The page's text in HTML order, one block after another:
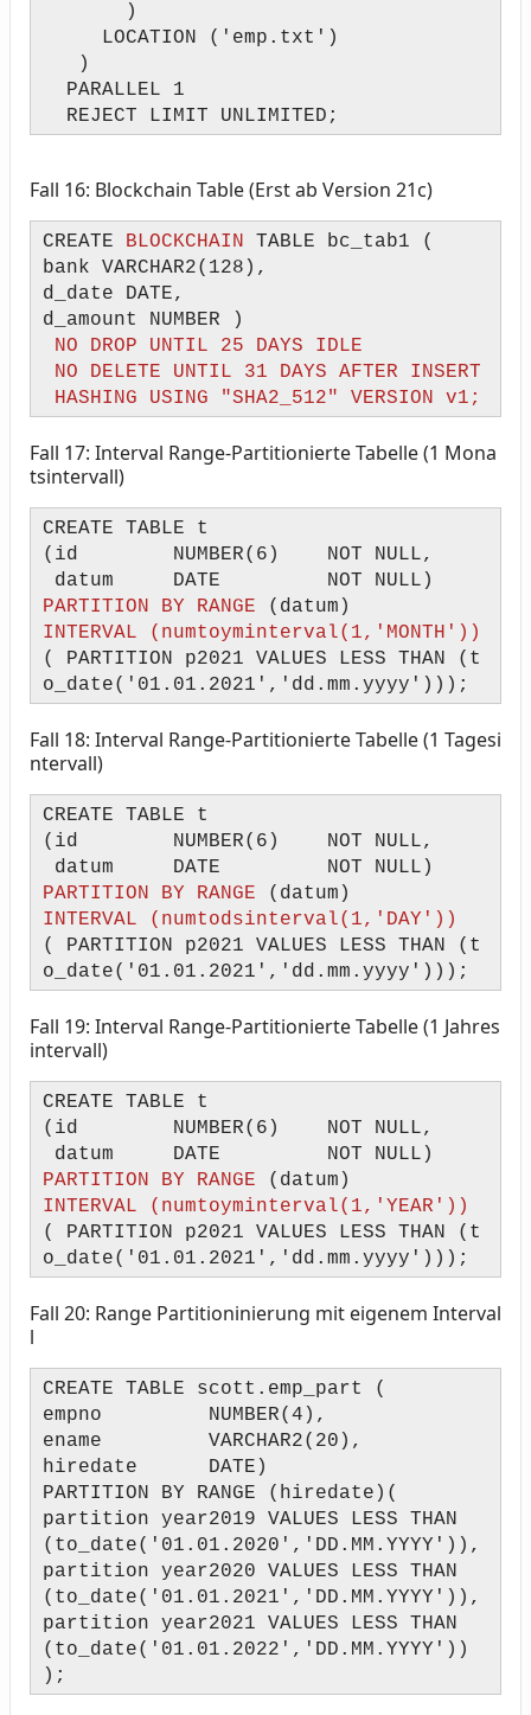
)
LOCATION ('emp.txt')
)
PARALLEL 1
REJECT LIMIT UNLIMITED;
Fall 16: Blockchain Table (Erst ab Version 21c)
CREATE BLOCKCHAIN
TABLE bc_tab1 (
bank VARCHAR2(128),
d_date DATE,
d_amount NUMBER )
NO DROP UNTIL 25 DAYS IDLE
NO DELETE UNTIL 31 DAYS AFTER INSERT
HASHING USING "SHA2_512" VERSION v1;
Fall 17: Interval Range-Partitionierte Tabelle (1 Mona
tsintervall)
CREATE TABLE t
(id NUMBER(6) NOT NULL,
datum DATE NOT NULL)
PARTITION BY RANGE (datum)
INTERVAL (numtoyminterval(1,'MONTH'))
( PARTITION p2021 VALUES LESS THAN (t
o_date('01.01.2021','dd.mm.yyyy')));
Fall 18: Interval Range-Partitionierte Tabelle (1 Tagesi
ntervall)
CREATE TABLE t
(id NUMBER(6) NOT NULL,
datum DATE NOT NULL)
PARTITION BY RANGE (datum)
INTERVAL (numtodsinterval(1,'DAY'))
( PARTITION p2021 VALUES LESS THAN (t
o_date('01.01.2021','dd.mm.yyyy')));
Fall 19: Interval Range-Partitionierte Tabelle (1 Jahres
intervall)
CREATE TABLE t
(id NUMBER(6) NOT NULL,
datum DATE NOT NULL)
PARTITION BY RANGE (datum)
INTERVAL (numtoyminterval(1,'YEAR'))
( PARTITION p2021 VALUES LESS THAN (t
o_date('01.01.2021','dd.mm.yyyy')));
Fall 20: Range Partitioninierung mit eigenem Interval
l
CREATE TABLE scott.emp_part (
empno NUMBER(4),
ename VARCHAR2(20),
hiredate DATE)
PARTITION BY RANGE (hiredate)(
partition year2019 VALUES LESS THAN
(to_date('01.01.2020','DD.MM.YYYY')),
partition year2020 VALUES LESS THAN
(to_date('01.01.2021','DD.MM.YYYY')),
partition year2021 VALUES LESS THAN
(to_date('01.01.2022','DD.MM.YYYY'))
);